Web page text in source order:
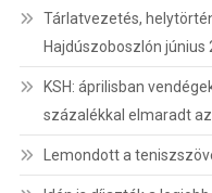
Tárlatvezetés,
Hajdúszoboszlón június
KSH: áprilisban
százalékkal elmaradt
Lemondott a